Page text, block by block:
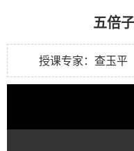
五倍
授课专家：查玉